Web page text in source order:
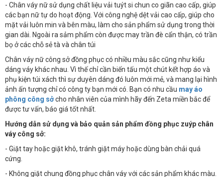
- Chân váy nữ sử dụng chất liệu vải tuýt si chun co giãn cao cấp, giúp
các bạn nữ tự do hoạt động. Với công nghệ dệt vải cao cấp, giúp cho
mặt vải luôn min và bên màu, làm cho sản phẩm sử dụng trong thời
gian dài. Ngoài ra sảm phẩm còn được may trần đè cẩn thận, có trần
bọ ở các chỗ sẻ tà và chân túi
Chân váy nữ công sở đồng phục có nhiều màu sắc cũng như kiểu
dáng váy khác nhau. Vì thế chỉ cần biến tấu một chút kết hợp áo và
phụ kiện túi xách thì sự duyên dáng đó luôn mới mẻ, và mang lại hình
ảnh ấn tượng chỉ có công ty bạn mới có. Bạn có nhu cầu may áo
phông công sởcho nhân viên của mình hãy đến Zeta miền bắc để
được tư vấn, báo giá tốt nhất.
Hướng dẫn sử dụng và bảo quản sản phẩm đồng phục zuýp chân
váy công sở:
- Giặt tay hoặc giặt khô, tránh giặt máy hoặc dùng bàn chải quá
cứng.
- Không giặt chung đồng phục chân váy với các sản phẩm khác màu.